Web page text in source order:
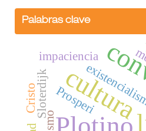
Palabras clave
cultura
Prosperi
impaciencia
Sloterdijk
Cristo